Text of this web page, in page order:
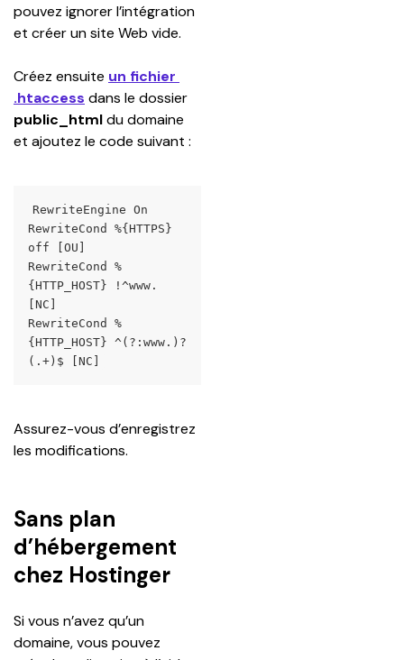
pouvez ignorer l’intégration
et créer un site Web vide.
Créez ensuite un fichier
.htaccess dans le dossier
public_html du domaine
et ajoutez le code suivant :
RewriteEngine On
RewriteCond %{HTTPS}
off [OU]
RewriteCond %
{HTTP_HOST} !^www.
[NC]
RewriteCond %
{HTTP_HOST} ^(?:www.)?
(.+)$ [NC]
Assurez-vous d’enregistrez
les modifications.
Sans plan
d’hébergement
chez Hostinger
Si vous n’avez qu’un
domaine, vous pouvez